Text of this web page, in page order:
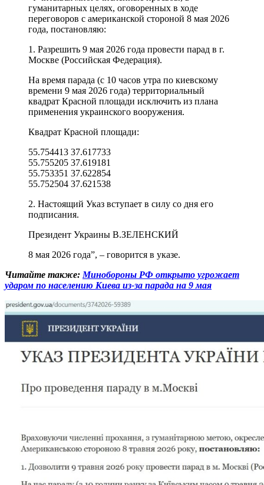
гуманитарных целях, оговоренных в ходе
переговоров с американской стороной 8 мая 2026
года, постановляю:
1. Разрешить 9 мая 2026 года провести парад в г.
Москве (Российская Федерация).
На время парада (с 10 часов утра по киевскому
времени 9 мая 2026 года) территориальный
квадрат Красной площади исключить из плана
применения украинского вооружения.
Квадрат Красной площади:
55.754413 37.617733
55.755205 37.619181
55.753351 37.622854
55.752504 37.621538
2. Настоящий Указ вступает в силу со дня его
подписания.
Президент Украины В.ЗЕЛЕНСКИЙ
8 мая 2026 года”, – говорится в указе.
Читайте также: Минобороны РФ открыто угрожает
ударом по населению Киева из-за парада на 9 мая